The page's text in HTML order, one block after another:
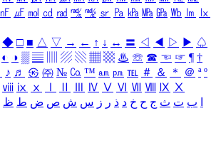
㎋ ㎌ ㏖ ㏅ ㎭ ㎮ ㎯ ㏛ ㎩ ㎪ ㎫ ㎬ ㏝ ㏐
㏓
◆ □ ■ △ ▽ → ← ↑ ↓ ↔ 〓 ◁ ◀ ▷ ▶ ♤
◐ ◑ ▒ ▤ ▨ ▧ ▦ ▩ ♨ ☏ ☎ ☜ ☞ ¶ †
♪ ♬ ㉿ ㈜ № ㏇ ™ ㏂ ㏘ ℡ ＃ ＆ ＊ ＠ ª º
ⅷ ⅸ ⅹ Ⅳ Ⅴ Ⅵ Ⅶ Ⅷ Ⅸ Ⅹ
ب ت ث ج ح خ د ذ ر ز س ش ص ض ط ظ